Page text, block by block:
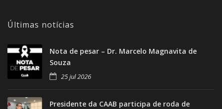
Últimas notícias
Nota de pesar – Dr. Marcelo Magnavita de
Souza
25 jul 2026
Presidente da CAAB participa de roda de